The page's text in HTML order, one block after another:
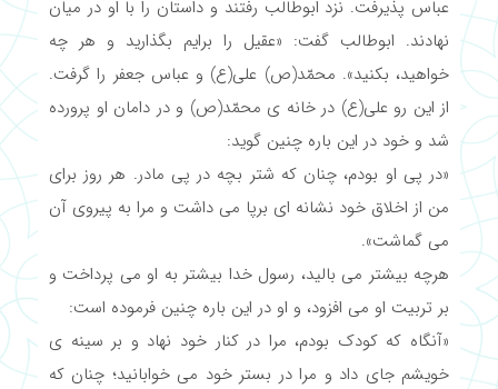
عباس پذیرفت. نزد ابوطالب رفتند و داستان را با او در میان
نهادند. ابوطالب گفت: «عقیل را برایم بگذارید و هر چه
خواهید، بکنید». محمّد(ص) علی(ع) و عباس جعفر را گرفت.
از این رو علی(ع) در خانه ی محمّد(ص) و در دامان او پرورده
شد و خود در این باره چنین گوید:
«در پی او بودم، چنان که شتر بچه در پی مادر. هر روز برای
من از اخلاق خود نشانه ای برپا می داشت و مرا به پیروی آن
می گماشت».
هرچه بیشتر می بالید، رسول خدا بیشتر به او می پرداخت و
بر تربیت او می افزود، و او در این باره چنین فرموده است:
«آنگاه که کودک بودم، مرا در کنار خود نهاد و بر سینه ی
خویشم جای داد و مرا در بستر خود می خوابانید؛ چنان که